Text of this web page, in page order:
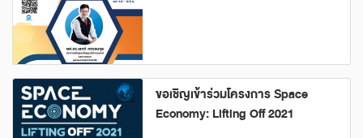
ขอเชิญเข้าร่วมโครงการ Space
Economy: Lifting Off 2021